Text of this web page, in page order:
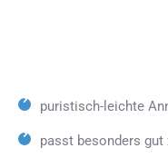
puristisch-leichte
passt besonders gut